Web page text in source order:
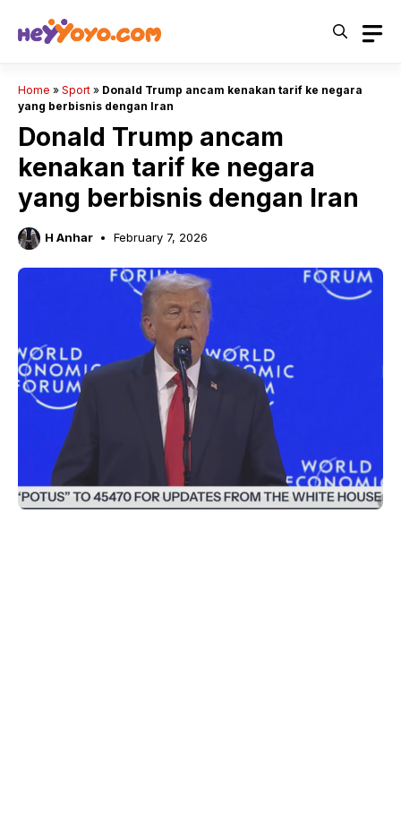
Home » Sport » Donald Trump ancam kenakan tarif ke negara
yang berbisnis dengan Iran
Donald Trump ancam
kenakan tarif ke negara
yang berbisnis dengan Iran
H Anhar February 7, 2026